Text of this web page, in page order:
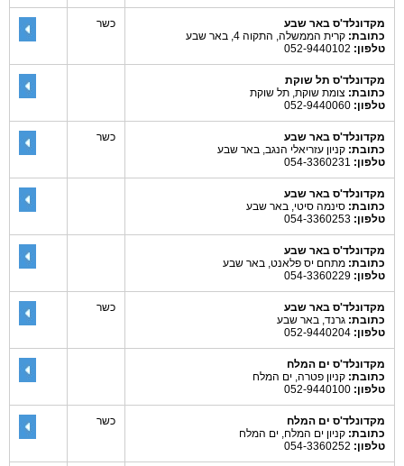
מקדונלד'ס באר שבע
כתובת: קרית הממשלה, התקוה 4, באר שבע
טלפון:
כשר
מקדונלד'ס תל שוקת
כתובת: צומת שוקת, תל שוקת
טלפון:
מקדונלד'ס באר שבע
כתובת: קניון עזריאלי הנגב, באר שבע
טלפון:
כשר
מקדונלד'ס באר שבע
כתובת: סינמה סיטי, באר שבע
טלפון:
מקדונלד'ס באר שבע
כתובת: מתחם יס פלאנט, באר שבע
טלפון:
מקדונלד'ס באר שבע
כתובת: גרנד, באר שבע
טלפון:
כשר
מקדונלד'ס ים המלח
כתובת: קניון פטרה, ים המלח
טלפון:
מקדונלד'ס ים המלח
כתובת: קניון ים המלח, ים המלח
טלפון:
כשר